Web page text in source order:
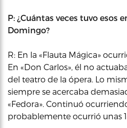
P: ¿Cuántas veces tuvo esos
Domingo?
R: En la «Flauta Mágica»
En «Don Carlos», él no
del teatro de la ópera. Lo
siempre se acercaba
«Fedora». Continuó
probablemente ocurrió unas